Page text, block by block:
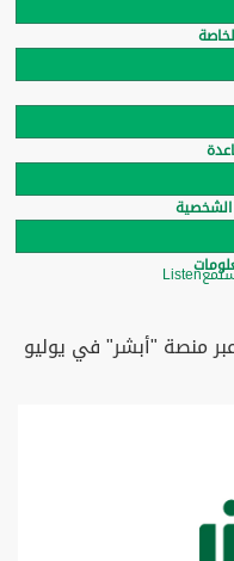
الشخصية
Listen
عبر منصة "أبشر" في يوليو